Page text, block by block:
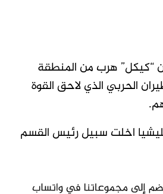
“كيكل” هرب من المنطقة
الحربي الذي لاحق القوة
اخلت سبيل رئيس القسم